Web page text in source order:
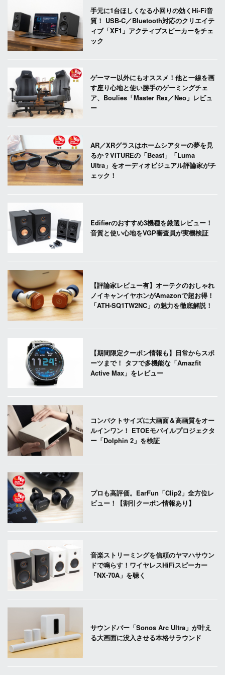
手元に1台ほしくなる小回りの効くHi-Fi音
質！ USB-C／Bluetooth対応のクリエイテ
ィブ「XF1」アクティブスピーカーをチェ
ック
ゲーマー以外にもオススメ！他と一線を画
す座り心地と使い勝手のゲーミングチェ
ア、Boulies「Master Rex／Neo」レビュ
ー
AR／XRグラスはホームシアターの夢を見
るか？VITUREの「Beast」「Luma
Ultra」をオーディオビジュアル評論家がチ
ェック！
Edifierのおすすめ3機種を厳選レビュー！
音質と使い心地をVGP審査員が実機検証
【評論家レビュー有】オーテクのおしゃれ
ノイキャンイヤホンがAmazonで超お得！
「ATH-SQ1TW2NC」の魅力を徹底解説！
【期間限定クーポン情報も】日常からスポ
ーツまで！ タフで多機能な「Amazfit
Active Max」をレビュー
コンパクトサイズに大画面＆高画質をオー
ルインワン！ ETOEモバイルプロジェクタ
ー「Dolphin 2」を検証
プロも高評価。EarFun「Clip2」全方位レ
ビュー！【割引クーポン情報あり】
音楽ストリーミングを信頼のヤマハサウン
ドで鳴らす！ワイヤレスHiFiスピーカー
「NX-70A」を聴く
サウンドバー「Sonos Arc Ultra」が叶え
る大画面に没入させる本格サラウンド